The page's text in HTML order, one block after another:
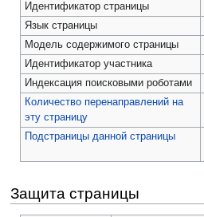
Идентификатор страницы
Язык страницы
Модель содержимого страницы
Идентификатор участника
Индексация поисковыми роботами
Количество перенаправлений на
эту страницу
Подстраницы данной страницы
Защита страницы